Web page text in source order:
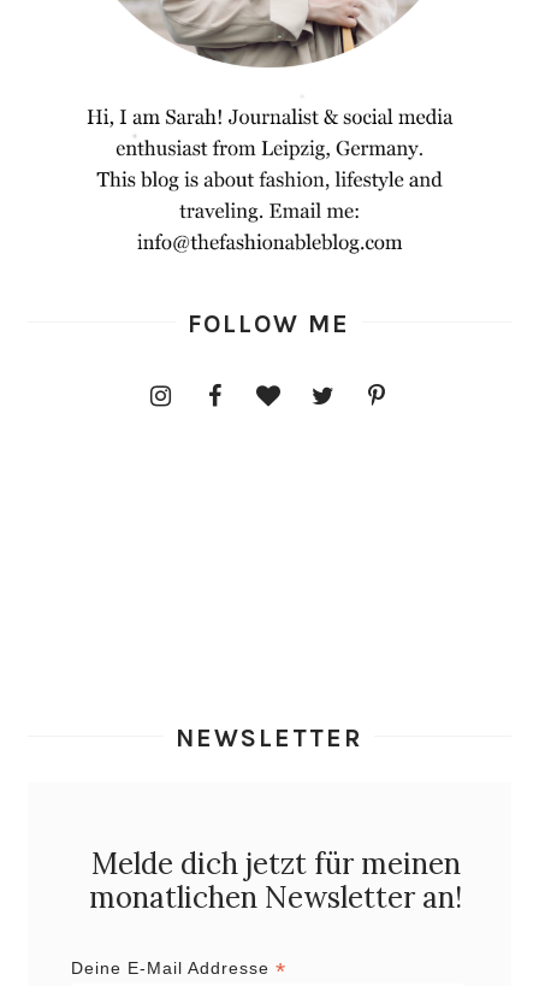
FOLLOW ME
NEWSLETTER
Melde dich jetzt für meinen
monatlichen Newsletter an!
Deine E-Mail Addresse *